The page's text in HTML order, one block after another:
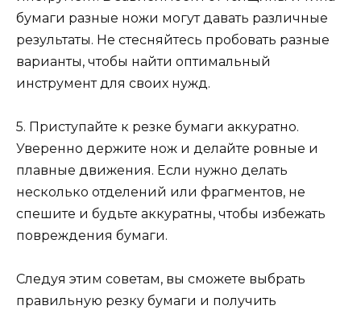
бумаги разные ножи могут давать различные
результаты. Не стесняйтесь пробовать разные
варианты, чтобы найти оптимальный
инструмент для своих нужд.
5. Приступайте к резке бумаги аккуратно.
Уверенно держите нож и делайте ровные и
плавные движения. Если нужно делать
несколько отделений или фрагментов, не
спешите и будьте аккуратны, чтобы избежать
повреждения бумаги.
Следуя этим советам, вы сможете выбрать
правильную резку бумаги и получить